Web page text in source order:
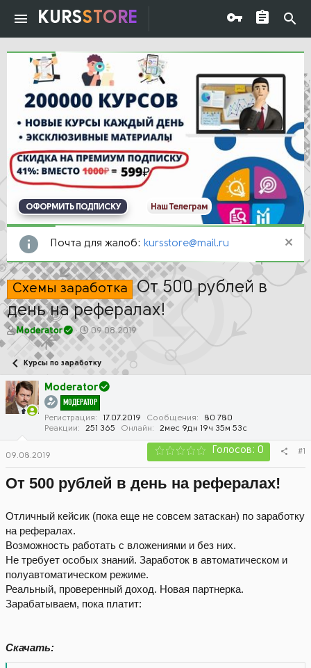
KURSSTORE
ОФОРМИТЬ ПОДПИСКУ Наш Телеграм
Почта для жалоб: kursstore@mail.ru
Схемы заработка От 500 рублей в
день на рефералах!
А
т
о
р
т
е
Moderator
Д
а
а
ч
а
л
а
09.08.2019
Курсы по заработку
Moderator
МОДЕРАТОР
Регистрация 17.07.2019 Сообщения
80 780
Реакции
251 365 Онлайн 2мес 9дн 19ч 35м 53с
09.08.2019 Голосов: 0 #1
От 500 рублей в день на рефералах!
Отличный кейсик (пока еще не совсем затаскан) по заработку
на рефералах.
Возможность работать с вложениями и без них.
Не требует особых знаний. Заработок в автоматическом и
полуавтоматическом режиме.
Реальный, проверенный доход. Новая партнерка.
Зарабатываем, пока платит:
Скачать: